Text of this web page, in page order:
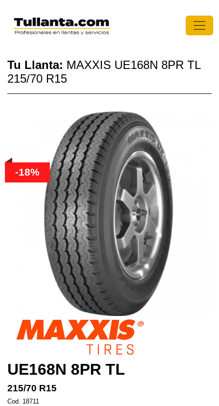
Tu Llanta: MAXXIS UE168N 8PR TL
215/70 R15
-18%
UE168N 8PR TL
215/70 R15
Cod. 18711